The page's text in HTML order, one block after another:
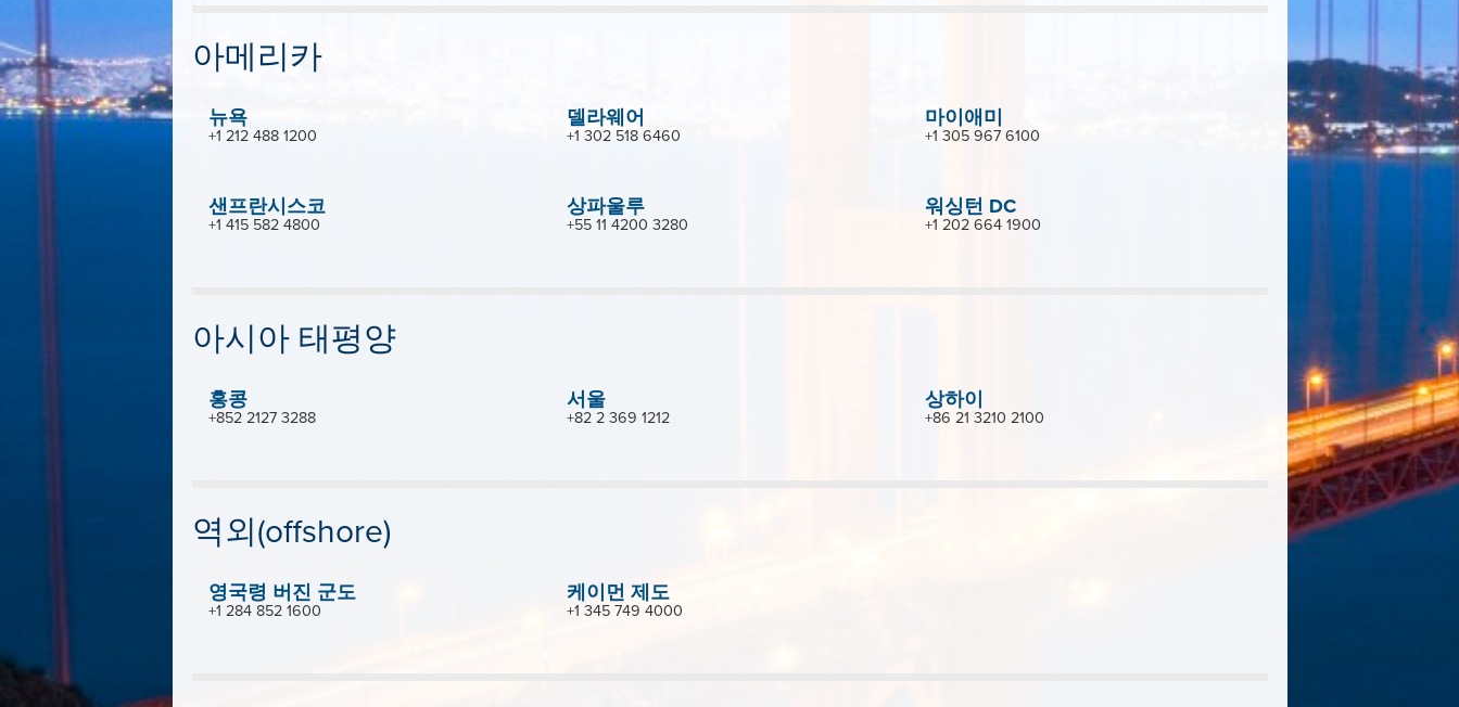
아메리카
뉴욕
+1 212 488 1200
델라웨어
+1 302 518 6460
마이애미
+1 305 967 6100
샌프란시스코
+1 415 582 4800
상파울루
+55 11 4200 3280
워싱턴 DC
+1 202 664 1900
아시아 태평양
홍콩
+852 2127 3288
서울
+82 2 369 1212
상하이
+86 21 3210 2100
역외(offshore)
영국령 버진 군도
+1 284 852 1600
케이먼 제도
+1 345 749 4000